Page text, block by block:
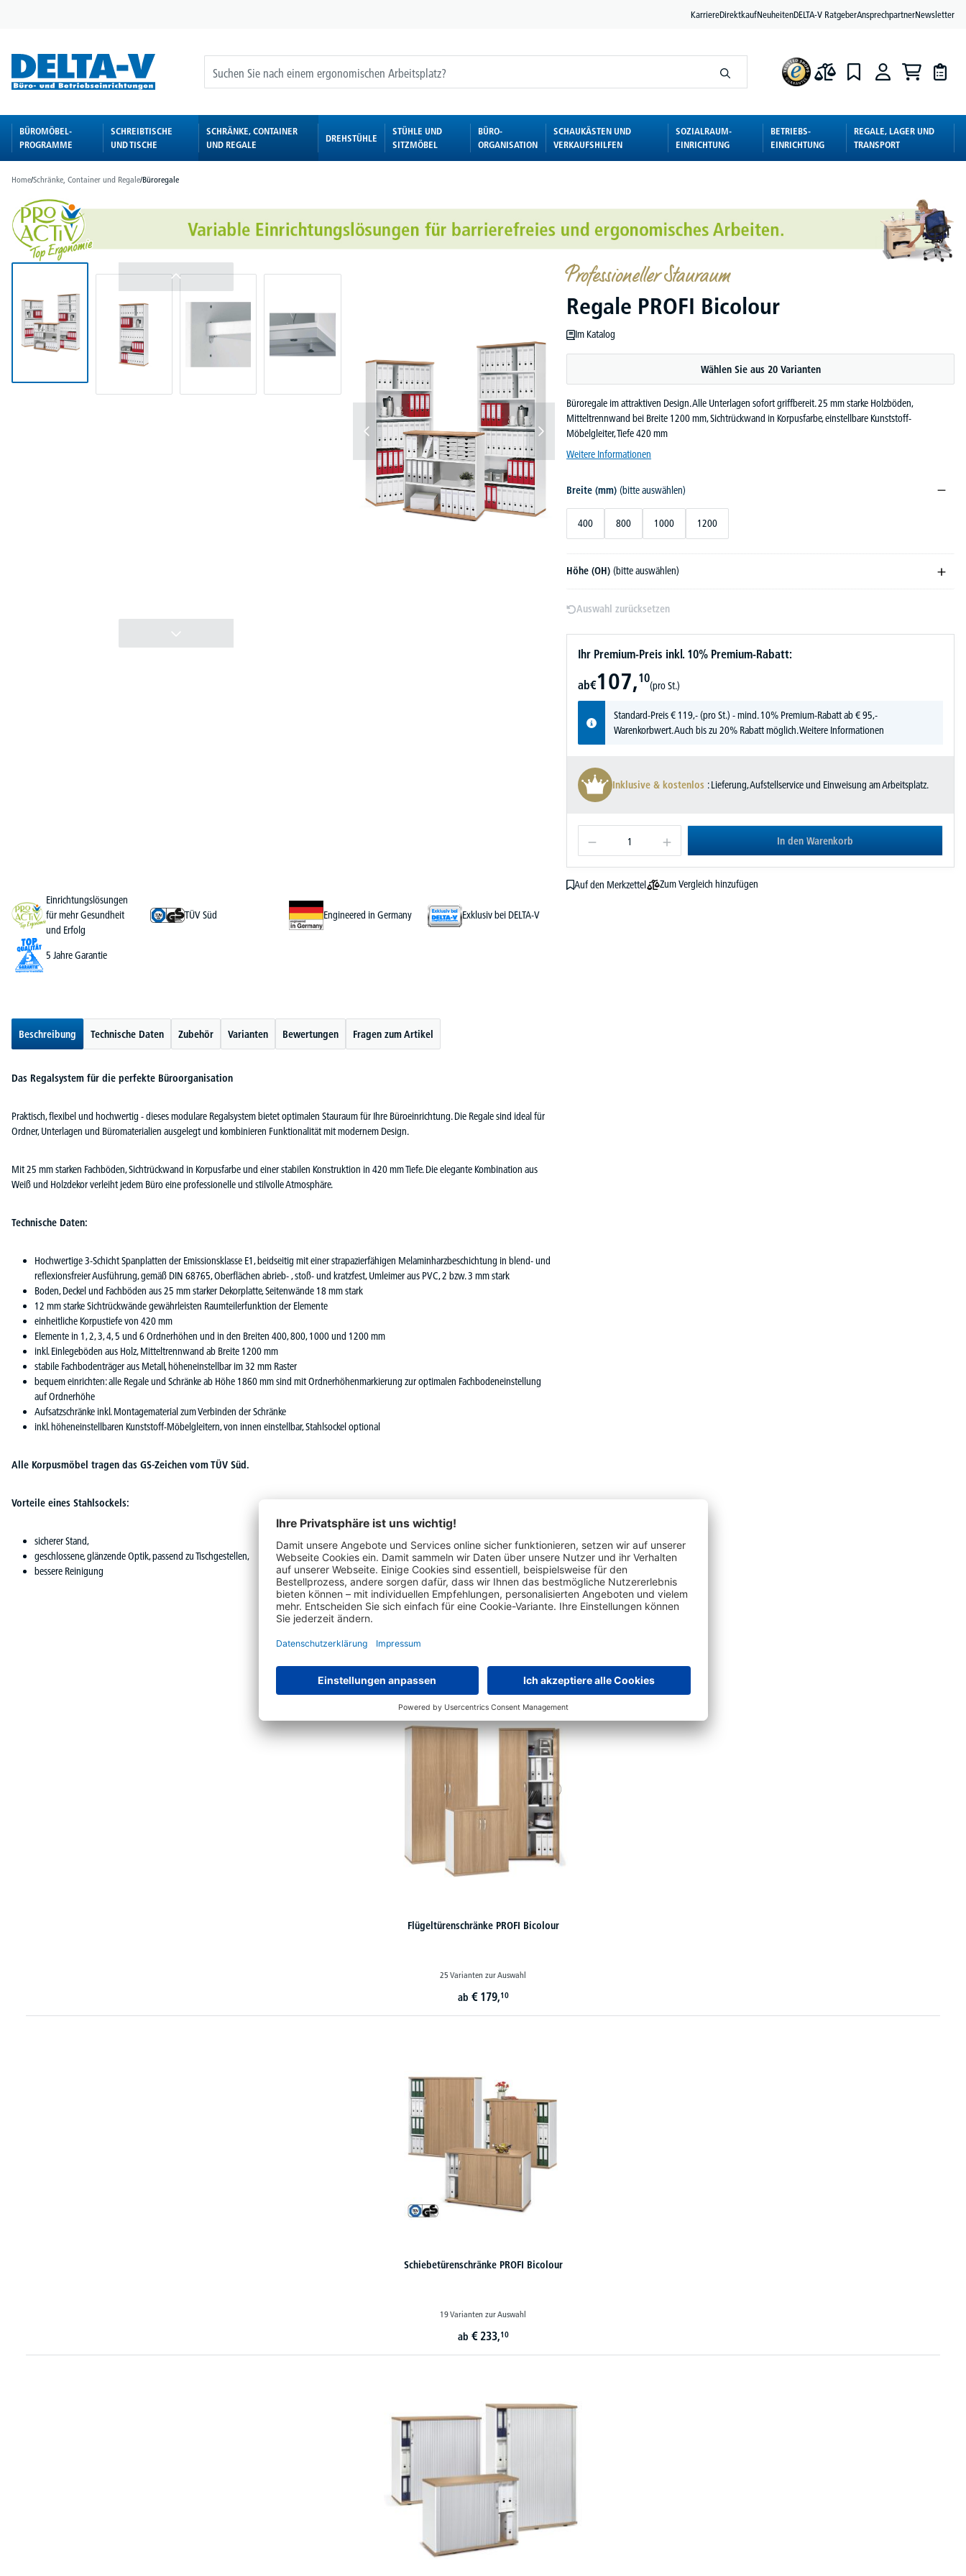
KarriereDirektkaufNeuheitenDELTA-V RatgeberAnsprechpartnerNewsletter
BÜROMÖBEL-
PROGRAMME
SCHREIBTISCHE
UND TISCHE
SCHRÄNKE, CONTAINER
UND REGALE
DREHSTÜHLE
STÜHLE UND
SITZMÖBEL
BÜRO-
ORGANISATION
SCHAUKÄSTEN UND
VERKAUFSHILFEN
SOZIALRAUM-
EINRICHTUNG
BETRIEBS-
EINRICHTUNG
REGALE, LAGER UND
TRANSPORT
Home/Schränke, Container und Regale/Büroregale
Professioneller Stauraum
Regale PROFI Bicolour
Im Katalog
Wählen Sie aus 20 Varianten
Büroregale im attraktiven Design. Alle Unterlagen sofort griffbereit. 25 mm starke Holzböden,
Mitteltrennwand bei Breite 1200 mm, Sichtrückwand in Korpusfarbe, einstellbare Kunststoff-
Möbelgleiter, Tiefe 420 mm
Weitere Informationen
Breite (mm) (bitte auswählen)
400 800 1000 1200
Höhe (OH) (bitte auswählen)
Auswahl zurücksetzen
Ihr Premium-Preis inkl. 10% Premium-Rabatt:
ab€107,10
(pro St.)
Standard-Preis€ 119,-(pro St.) - mind. 10% Premium-Rabatt ab € 95,-
Warenkorbwert. Auch bis zu 20% Rabatt möglich.Weitere Informationen
Inklusive & kostenlos : Lieferung, Aufstellservice und Einweisung am Arbeitsplatz.
In den Warenkorb
Auf den Merkzettel
Zum Vergleich hinzufügen
Einrichtungslösungen
für mehr Gesundheit
und Erfolg
TÜV Süd Engineered in Germany Exklusiv bei DELTA-V
5 Jahre Garantie
Beschreibung Technische Daten Zubehör Varianten Bewertungen Fragen zum Artikel
Das Regalsystem für die perfekte Büroorganisation
Praktisch, flexibel und hochwertig - dieses modulare Regalsystem bietet optimalen Stauraum für Ihre Büroeinrichtung. Die Regale sind ideal für
Ordner, Unterlagen und Büromaterialien ausgelegt und kombinieren Funktionalität mit modernem Design.
Mit 25 mm starken Fachböden, Sichtrückwand in Korpusfarbe und einer stabilen Konstruktion in 420 mm Tiefe. Die elegante Kombination aus
Weiß und Holzdekor verleiht jedem Büro eine professionelle und stilvolle Atmosphäre.
Technische Daten:
Hochwertige 3-Schicht Spanplatten der Emissionsklasse E1, beidseitig mit einer strapazierfähigen Melaminharzbeschichtung in blend- und
reflexionsfreier Ausführung, gemäß DIN 68765, Oberflächen abrieb- , stoß- und kratzfest, Umleimer aus PVC, 2 bzw. 3 mm stark
Boden, Deckel und Fachböden aus 25 mm starker Dekorplatte, Seitenwände 18 mm stark
12 mm starke Sichtrückwände gewährleisten Raumteilerfunktion der Elemente
einheitliche Korpustiefe von 420 mm
Elemente in 1, 2, 3, 4, 5 und 6 Ordnerhöhen und in den Breiten 400, 800, 1000 und 1200 mm
inkl. Einlegeböden aus Holz, Mitteltrennwand ab Breite 1200 mm
stabile Fachbodenträger aus Metall, höheneinstellbar im 32 mm Raster
bequem einrichten: alle Regale und Schränke ab Höhe 1860 mm sind mit Ordnerhöhenmarkierung zur optimalen Fachbodeneinstellung
auf Ordnerhöhe
Aufsatzschränke inkl. Montagematerial zum Verbinden der Schränke
inkl. höheneinstellbaren Kunststoff-Möbelgleitern, von innen einstellbar, Stahlsockel optional
Alle Korpusmöbel tragen das GS-Zeichen vom TÜV Süd.
Vorteile eines Stahlsockels:
sicherer Stand,
geschlossene, glänzende Optik, passend zu Tischgestellen,
bessere Reinigung
Vervollständigen Sie Ihr PROFI Bicolour Büromöbelprogramm
Flügeltürenschränke PROFI Bicolour
25 Varianten zur Auswahl
ab € 179,10
Schiebetürenschränke PROFI Bicolour
19 Varianten zur Auswahl
ab € 233,10